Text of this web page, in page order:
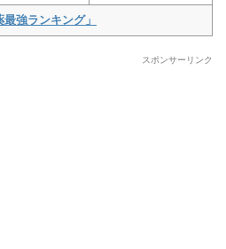
最強ランキング」
スポンサーリンク